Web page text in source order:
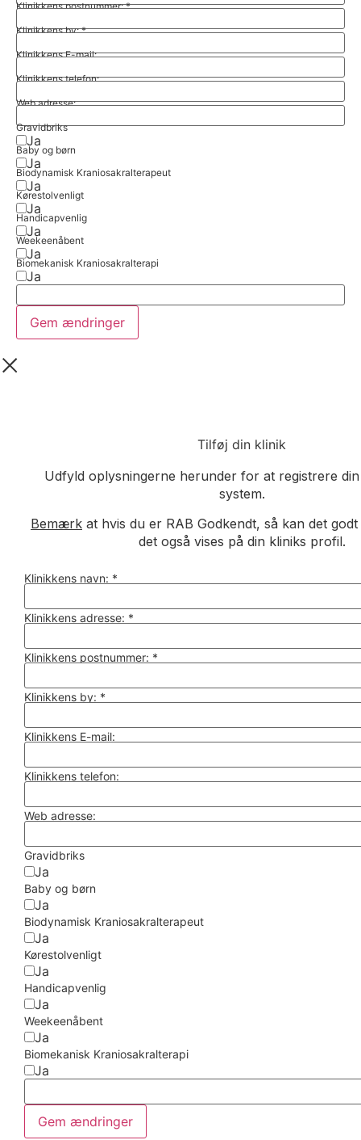
Klinikkens postnummer:*
Klinikkens by:*
Klinikkens E-mail:
Klinikkens telefon:
Web adresse:
Gravidbriks
Ja
Baby og børn
Ja
Biodynamisk Kraniosakralterapeut
Ja
Kørestolvenligt
Ja
Handicapvenlig
Ja
Weekeenåbent
Ja
Biomekanisk Kraniosakralterapi
Ja
Gem ændringer
Tilføj din klinik
Udfyld oplysningerne herunder for at registrere
system.
Bemærk at hvis du er RAB Godkendt, så kan det
det også vises på din kliniks profil.
Klinikkens navn: *
Klinikkens adresse: *
Klinikkens postnummer: *
Klinikkens by: *
Klinikkens E-mail:
Klinikkens telefon:
Web adresse:
Gravidbriks
Ja
Baby og børn
Ja
Biodynamisk Kraniosakralterapeut
Ja
Kørestolvenligt
Ja
Handicapvenlig
Ja
Weekeenåbent
Ja
Biomekanisk Kraniosakralterapi
Ja
Gem ændringer